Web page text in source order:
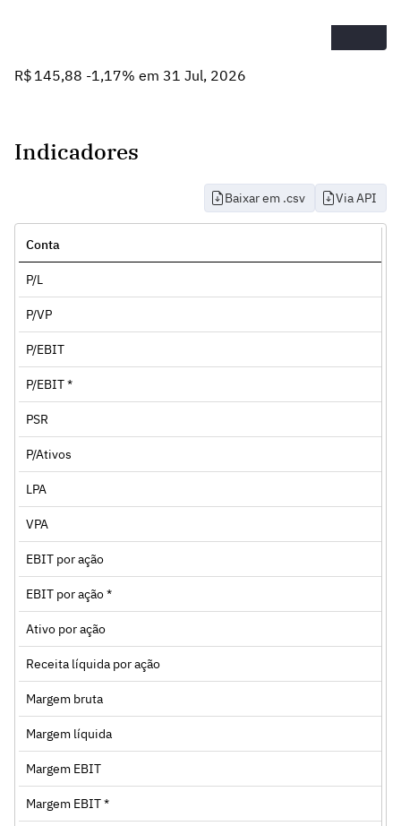
R$ 145,88 -1,17% em 31 Jul, 2026
Indicadores
Baixar em .csv Via API
Conta
P/L
P/VP
P/EBIT
P/EBIT *
PSR
P/Ativos
LPA
VPA
EBIT por ação
EBIT por ação *
Ativo por ação
Receita líquida por ação
Margem bruta
Margem líquida
Margem EBIT
Margem EBIT *